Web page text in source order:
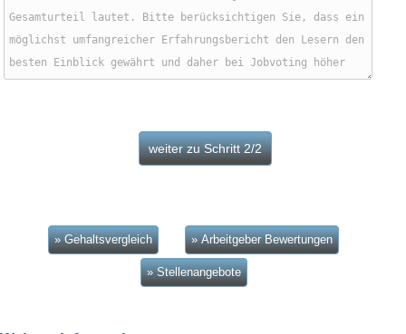
» Gehaltsvergleich » Arbeitgeber Bewertungen
» Stellenangebote